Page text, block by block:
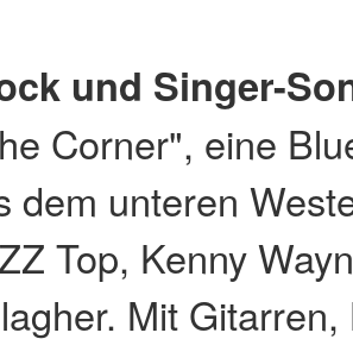
und Singer-
Corner", eine
dem unteren
Top, Kenny
Mit Gitarren,